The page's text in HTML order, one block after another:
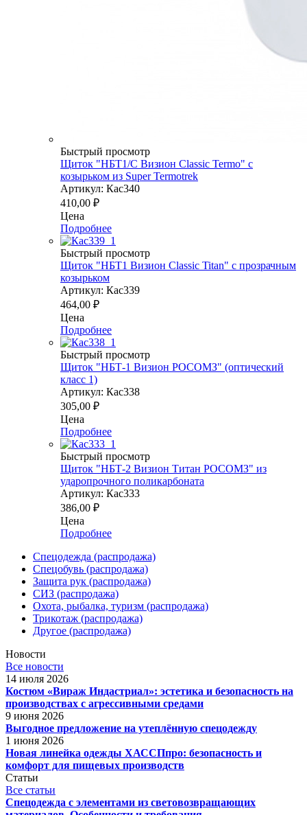
Быстрый просмотр
Щиток "НБТ1/C Визион Сlassic Termo" c
козырьком из Super Termotrek
Артикул: Кас340
410,00 ₽
Цена
Подробнее
Быстрый просмотр
Щиток "НБТ1 Визион Classic Titan" c прозрачным
козырьком
Артикул: Кас339
464,00 ₽
Цена
Подробнее
Быстрый просмотр
Щиток "НБТ-1 Визион РОСОМЗ" (оптический
класс 1)
Артикул: Кас338
305,00 ₽
Цена
Подробнее
Быстрый просмотр
Щиток "НБТ-2 Визион Титан РОСОМЗ" из
ударопрочного поликарбоната
Артикул: Кас333
386,00 ₽
Цена
Подробнее
Спецодежда (распродажа)
Спецобувь (распродажа)
Защита рук (распродажа)
СИЗ (распродажа)
Охота, рыбалка, туризм (распродажа)
Трикотаж (распродажа)
Другое (распродажа)
Новости
Все новости
14 июля 2026
Костюм «Вираж Индастриал»: эстетика и безопасность на
производствах с агрессивными средами
9 июня 2026
Выгодное предложение на утеплённую спецодежду
1 июня 2026
Новая линейка одежды ХАССПпро: безопасность и
комфорт для пищевых производств
Статьи
Все статьи
Спецодежда с элементами из световозвращающих